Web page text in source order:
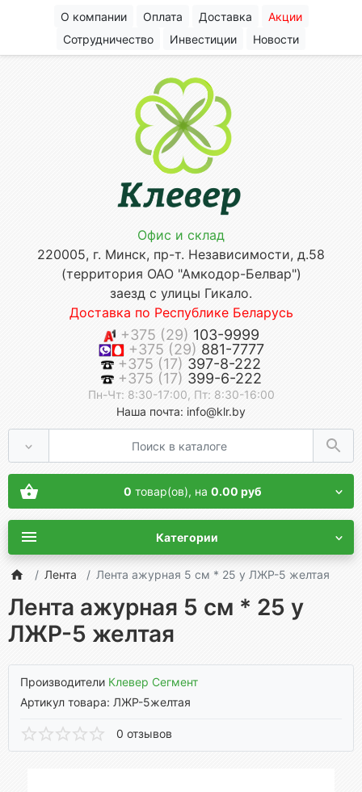
О компании Оплата Доставка
Акции
Сотрудничество
Инвестиции Новости
Офис и склад
220005, г. Минск, пр-т. Независимости, д.58
(территория ОАО "Амкодор-Белвар")
заезд с улицы Гикало.
Доставка по Республике Беларусь
+375 (29) 103-9999
+375 (29) 881-7777
+375 (17) 397-8-222
+375 (17) 399-6-222
Пн-Чт: 8:30-17:00, Пт: 8:30-16:00
Наша почта: info@klr.by
0 товар(ов), на 0.00 руб
Категории
Лента Лента ажурная 5 см * 25 у ЛЖР-5 желтая
Лента ажурная 5 см * 25 у
ЛЖР-5 желтая
Производители Клевер Сегмент
Артикул товара: ЛЖР-5желтая
0 отзывов